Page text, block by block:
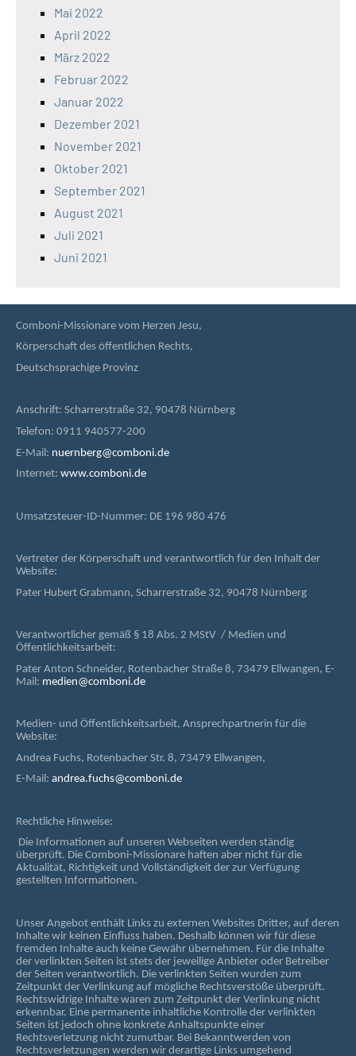
Mai 2022
April 2022
März 2022
Februar 2022
Januar 2022
Dezember 2021
November 2021
Oktober 2021
September 2021
August 2021
Juli 2021
Juni 2021
Comboni-Missionare vom Herzen Jesu,
Körperschaft des öffentlichen Rechts,
Deutschsprachige Provinz
Anschrift: Scharrerstraße 32, 90478 Nürnberg
Telefon: 0911 940577-200
E-Mail: nuernberg@comboni.de
Internet: www.comboni.de
Umsatzsteuer-ID-Nummer: DE 196 980 476
Vertreter der Körperschaft und verantwortlich für den Inhalt der
Website:
Pater Hubert Grabmann, Scharrerstraße 32, 90478 Nürnberg
Verantwortlicher gemäß § 18 Abs. 2 MStV / Medien und
Öffentlichkeitsarbeit:
Pater Anton Schneider, Rotenbacher Straße 8, 73479 Ellwangen, E-
Mail: medien@comboni.de
Medien- und Öffentlichkeitsarbeit, Ansprechpartnerin für die
Website:
Andrea Fuchs, Rotenbacher Str. 8, 73479 Ellwangen,
E-Mail: andrea.fuchs@comboni.de
Rechtliche Hinweise:
Die Informationen auf unseren Webseiten werden ständig
überprüft. Die Comboni-Missionare haften aber nicht für die
Aktualität, Richtigkeit und Vollständigkeit der zur Verfügung
gestellten Informationen.
Unser Angebot enthält Links zu externen Websites Dritter, auf deren
Inhalte wir keinen Einfluss haben. Deshalb können wir für diese
fremden Inhalte auch keine Gewähr übernehmen. Für die Inhalte
der verlinkten Seiten ist stets der jeweilige Anbieter oder Betreiber
der Seiten verantwortlich. Die verlinkten Seiten wurden zum
Zeitpunkt der Verlinkung auf mögliche Rechtsverstöße überprüft.
Rechtswidrige Inhalte waren zum Zeitpunkt der Verlinkung nicht
erkennbar. Eine permanente inhaltliche Kontrolle der verlinkten
Seiten ist jedoch ohne konkrete Anhaltspunkte einer
Rechtsverletzung nicht zumutbar. Bei Bekanntwerden von
Rechtsverletzungen werden wir derartige Links umgehend